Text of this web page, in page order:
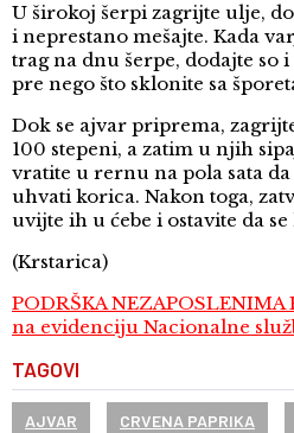
U širokoj šerpi zagrijte ulje,
i neprestano mešajte. Kada
trag na dnu šerpe, dodajte so
pre nego što sklonite sa
Dok se ajvar priprema,
100 stepeni, a zatim u njih
vratite u rernu na pola sata
uhvati korica. Nakon toga,
uvijte ih u ćebe i ostavite da se
(Krstarica)
PODRŠKA
na evidenciju Nacionalne
TAGOVI
AJVAR CRVENA PAPRIKA